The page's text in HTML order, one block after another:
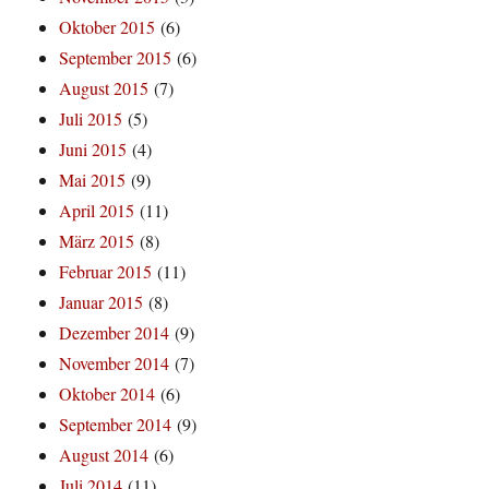
Oktober 2015 (6)
September 2015 (6)
August 2015 (7)
Juli 2015 (5)
Juni 2015 (4)
Mai 2015 (9)
April 2015 (11)
März 2015 (8)
Februar 2015 (11)
Januar 2015 (8)
Dezember 2014 (9)
November 2014 (7)
Oktober 2014 (6)
September 2014 (9)
August 2014 (6)